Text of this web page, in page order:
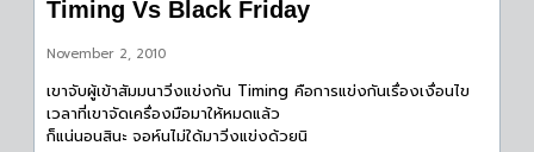
Timing Vs Black Friday
November 2, 2010
เขาจับผู้เข้าสัมมนาวิ่งแข่งกัน Timing คือการแข่งกันเรื่องเงื่อนไข
เวลาที่เขาจัดเครื่องมือมาให้หมดแล้ว
ก็แน่นอนสินะ จอห์นไม่ใด้มาวิ่งแข่งด้วยนิ